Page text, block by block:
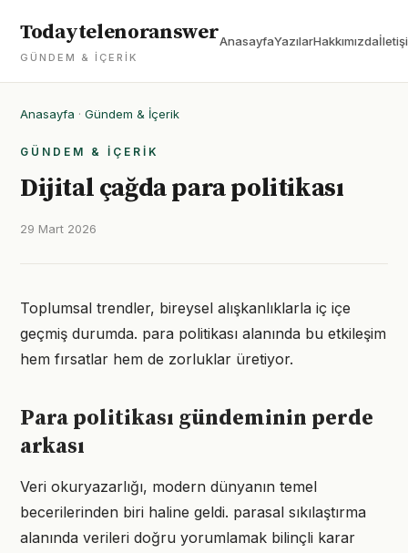
Todaytelenoranswer
GÜNDEM & İÇERIK
AnasayfaYazılarHakkımızda
Anasayfa · Gündem & İçerik
GÜNDEM & İÇERIK
Dijital çağda para politikası
29 Mart 2026
Toplumsal trendler, bireysel alışkanlıklarla iç içe
geçmiş durumda. para politikası alanında bu etkileşim
hem fırsatlar hem de zorluklar üretiyor.
Para politikası gündeminin perde
arkası
Veri okuryazarlığı, modern dünyanın temel
becerilerinden biri haline geldi. parasal sıkılaştırma
alanında verileri doğru yorumlamak bilinçli karar